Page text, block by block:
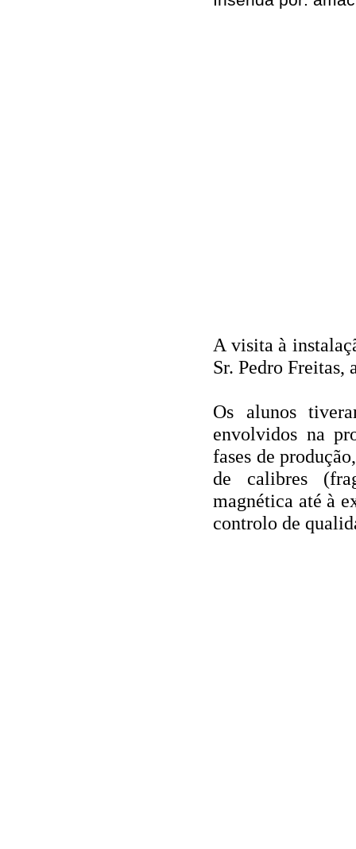
A visita à
Sr. Pedro Freitas,
Os alunos
envolvidos na
fases de
de calibres
magnética até à
controlo de